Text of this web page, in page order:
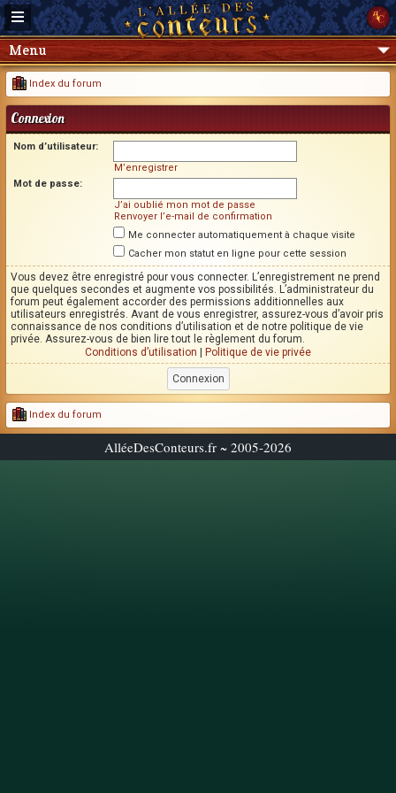
Menu
Index du forum
Connexion
Nom d’utilisateur:
M’enregistrer
Mot de passe:
J’ai oublié mon mot de passe
Renvoyer l’e-mail de confirmation
Me connecter automatiquement à chaque visite
Cacher mon statut en ligne pour cette session
Vous devez être enregistré pour vous connecter. L’enregistrement ne prend
que quelques secondes et augmente vos possibilités. L’administrateur du
forum peut également accorder des permissions additionnelles aux
utilisateurs enregistrés. Avant de vous enregistrer, assurez-vous d’avoir pris
connaissance de nos conditions d’utilisation et de notre politique de vie
privée. Assurez-vous de bien lire tout le règlement du forum.
Conditions d’utilisation
Politique de vie privée
Index du forum
AlléeDesConteurs.fr ~ 2005-2026